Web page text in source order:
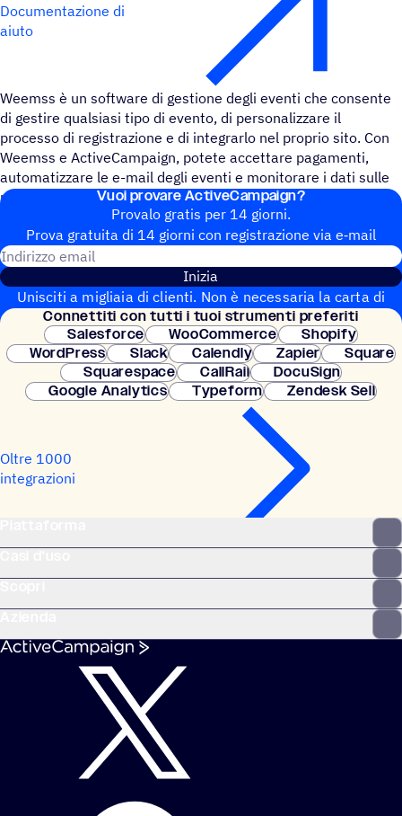
Documentazione di
aiuto
Weemss è un software di gestione degli eventi che consente
di gestire qualsiasi tipo di evento, di personalizzare il
processo di registrazione e di integrarlo nel proprio sito. Con
Weemss e ActiveCampaign, potete accettare pagamenti,
automatizzare le e-mail degli eventi e monitorare i dati sulle
prestazioni.
Vuoi provare ActiveCampaign?
Provalo gratis per 14 giorni.
Prova gratuita di 14 giorni con regi­stra­zione via e‑mail
Inizia
Unisciti a migliaia di clienti. Non è necessaria la carta di
credito. Configurazione istantanea.
Connet­titi con tutti i tuoi strumenti preferiti
Salesforce
WooCommerce
Shopify
WordPress
Slack Calendly Zapier
Square
Squarespace
CallRail
DocuSign
Google Analytics
Typeform Zendesk Sell
Oltre 1000
integrazioni